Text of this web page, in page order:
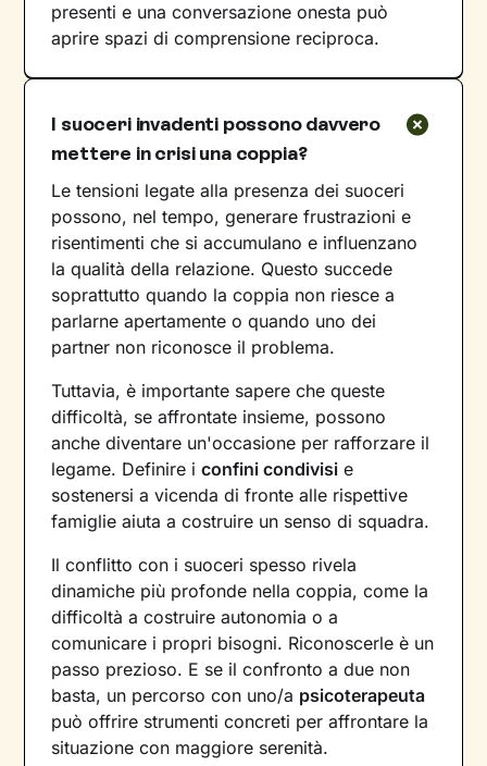
presenti e una conversazione onesta può
aprire spazi di comprensione reciproca.
I suoceri invadenti possono davvero
mettere in crisi una coppia?
Le tensioni legate alla presenza dei suoceri
possono, nel tempo, generare frustrazioni e
risentimenti che si accumulano e influenzano
la qualità della relazione. Questo succede
soprattutto quando la coppia non riesce a
parlarne apertamente o quando uno dei
partner non riconosce il problema.
Tuttavia, è importante sapere che queste
difficoltà, se affrontate insieme, possono
anche diventare un'occasione per rafforzare il
legame. Definire iconfini condivisi e
sostenersi a vicenda di fronte alle rispettive
famiglie aiuta a costruire un senso di squadra.
Il conflitto con i suoceri spesso rivela
dinamiche più profonde nella coppia, come la
difficoltà a costruire autonomia o a
comunicare i propri bisogni. Riconoscerle è un
passo prezioso. E se il confronto a due non
basta, un percorso con uno/a psicoterapeuta
può offrire strumenti concreti per affrontare la
situazione con maggiore serenità.